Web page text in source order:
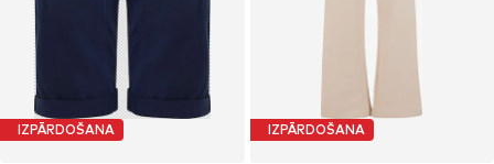
IZPĀRDOŠANA IZPĀRDOŠANA